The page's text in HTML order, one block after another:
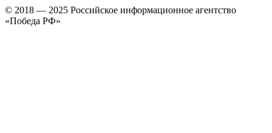
© 2018 — 2025 Российское информационное агентство
«Победа РФ»